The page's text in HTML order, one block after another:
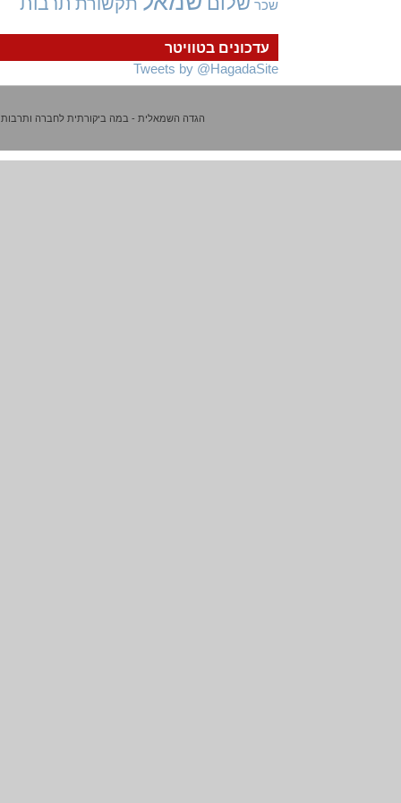
עדכונים בטוויטר
Tweets by @HagadaSite
שכר
הגדה השמאלית - במה ביקורתית לחברה ותרבות